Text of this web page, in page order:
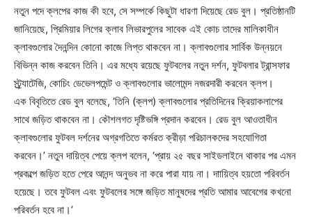
নতুন পদে ক্লপের কাজ কী হবে, সে সম্পর্কে কিছুটা ধারণা দিয়েছে রেড বুল। প্রতিষ্ঠানটি
জানিয়েছে, প্রিমিয়ার লিগের ক্লাব লিভারপুলের সাবেক এই কোচ তাদের মালিকাধীন
ক্লাবগুলোর দৈনন্দিন কোনো কাজে লিপ্ত থাকবেন না। ক্লাবগুলোর সার্বিক উন্নয়নে
বিভিন্ন কাজ করবেন তিনি। এর মধ্যে রয়েছে ফুটবলের নতুন দর্শন, ফুটবলার ট্রান্সফার
স্ট্র্র্যাটেজি, কোচিং ডেভেলপমেন্ট ও ক্লাবগুলোর ভালোমন্দ নজরদারী করবেন ক্লপ।
এক বিবৃতিতে রেড বুল বলেছে, ‘তিনি (ক্লপ) ক্লাবগুলোর প্রতিদিনের ক্রিয়াকলাপের
সাথে জড়িত থাকবেন না। কৌশলগত দৃষ্টিভঙ্গি প্রদান করবেন। রেড বুল আওতাধীন
ক্লাবগুলোর ফুটবল দর্শনের অগ্রগতিতে কর্মরত ক্রীড়া পরিচালকদের সহযোগিতা
করবেন।’ নতুন দায়িত্ব পেয়ে ক্লপ বলেন, ‘প্রায় ২৫ বছর সাইডলাইনে থাকার পর এমন
প্রকল্পে জড়িত হতে পেরে আনন্দ অনুভব না করে পারা যায় না। দাায়িত্ব হয়তো পরিবর্তন
হয়েছে। তবে ফুটবল এবং ফুটবলের সঙ্গে জড়িত মানুষদের প্রতি আমার আবেগের কখনো
পরিবর্তন হবে না।’